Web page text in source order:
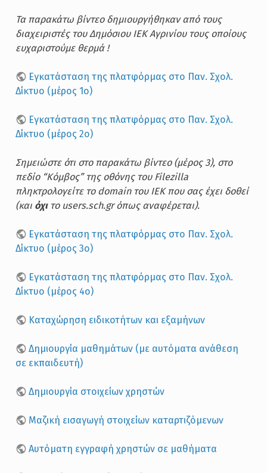
Τα παρακάτω βίντεο δημιουργήθηκαν από τους
διαχειριστές του Δημόσιου ΙΕΚ Αγρινίου τους οποίους
ευχαριστούμε θερμά !
Εγκατάσταση της πλατφόρμας στο Παν. Σχολ.
Δίκτυο (μέρος 1ο)
Εγκατάσταση της πλατφόρμας στο Παν. Σχολ.
Δίκτυο (μέρος 2ο)
Σημειώστε ότι στο παρακάτω βίντεο (μέρος 3), στο
πεδίο “Κόμβος” της οθόνης του Filezilla
πληκτρολογείτε το domain του ΙΕΚ που σας έχει δοθεί
(και όχιτο users.sch.gr όπως αναφέρεται).
Εγκατάσταση της πλατφόρμας στο Παν. Σχολ.
Δίκτυο (μέρος 3ο)
Εγκατάσταση της πλατφόρμας στο Παν. Σχολ.
Δίκτυο (μέρος 4ο)
Καταχώρηση ειδικοτήτων και εξαμήνων
Δημιουργία μαθημάτων (με αυτόματα ανάθεση
σε εκπαιδευτή)
Δημιουργία στοιχείων χρηστών
Μαζική εισαγωγή στοιχείων καταρτιζόμενων
Αυτόματη εγγραφή χρηστών σε μαθήματα